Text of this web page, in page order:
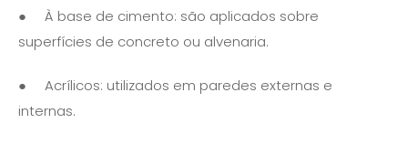
● À base de cimento: são aplicados sobre
superfícies de concreto ou alvenaria.
● Acrílicos: utilizados em paredes externas e
internas.